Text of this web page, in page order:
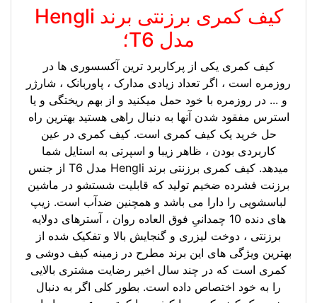
کیف کمری برزنتی برند Hengli
مدل T6؛
کیف کمری یکی از پرکاربرد ترین آکسسوری ها در
روزمره است ، اگر تعداد زیادی مدارک ، پاوربانک ، شارژر
و ... در روزمره با خود حمل میکنید و از بهم ریختگی و یا
استرس مفقود شدن آنها به دنبال راهی هستید بهترین راه
حل خرید یک کیف کمری است. کیف کمری در عین
کاربردی بودن ، ظاهر زیبا و اسپرتی به استایل شما
میدهد. کیف کمری برزنتی برند Hengli مدل T6 از جنس
برزنت فشرده ضخیم تولید که قابلیت شستشو در ماشین
لباسشویی را دارا می باشد و همچنین ضدآب است. زیپ
های دنده 10 چمدانیِ فوق العاده روان ، آسترهای دولایه
برزنتی ، دوخت لیزری و گنجایش بالا و تفکیک شده از
بهترین ویژگی های این برند مطرح در زمینه کیف دوشی و
کمری است که در چند سال اخیر رضایت مشتری بالایی
را به خود اختصاص داده است. بطور کلی اگر به دنبال